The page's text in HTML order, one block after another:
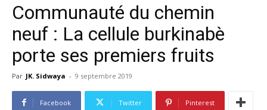
Communauté du chemin
neuf : La cellule burkinabè
porte ses premiers fruits
Par JK. Sidwaya - 9 septembre 2019
Facebook Twitter Pinterest